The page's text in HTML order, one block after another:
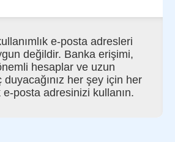
e-posta adresleri
değildir. Banka erişimi,
hesaplar ve uzun
her şey için her
posta adresinizi kullanın.